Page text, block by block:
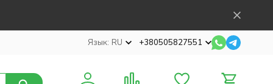
Язык: RU +380505827551